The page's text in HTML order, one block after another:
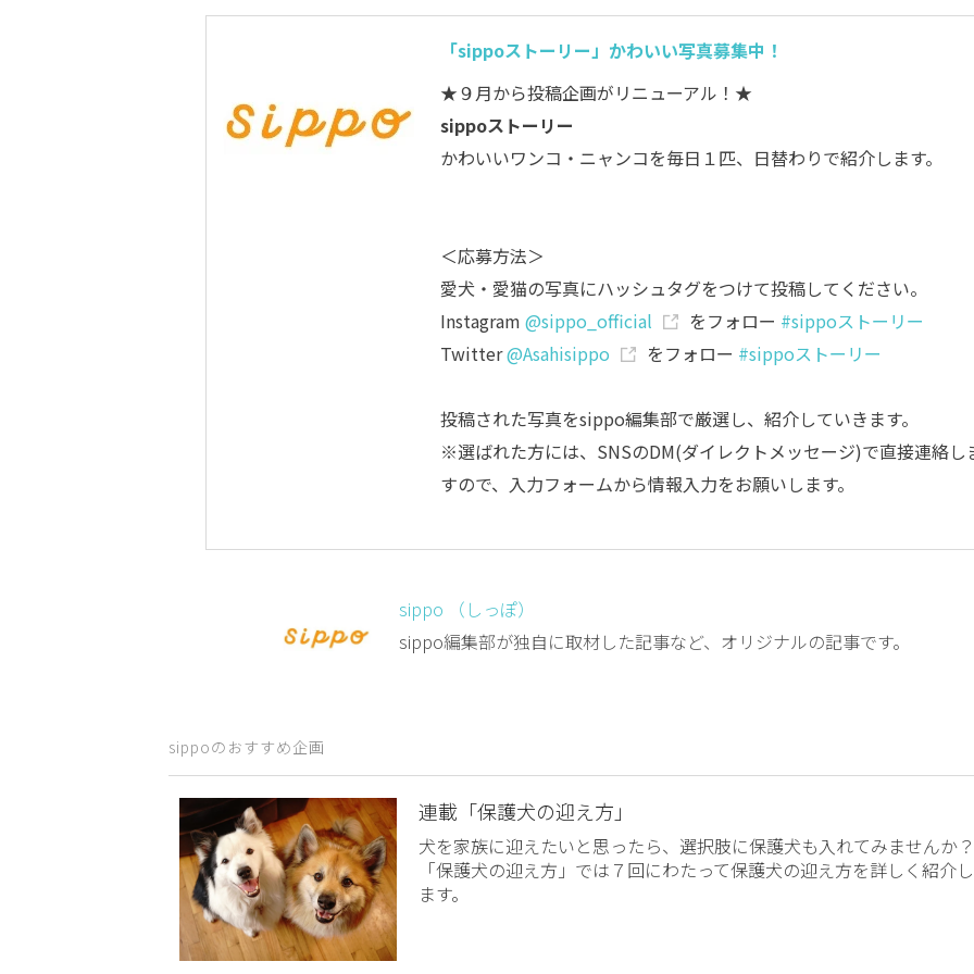
「sippoストーリー」かわいい写真募集中！
★９月から投稿企画がリニューアル！★
sippoストーリー
かわいいワンコ・ニャンコを毎日１匹、日替わりで紹介します。
＜応募方法＞
愛犬・愛猫の写真にハッシュタグをつけて投稿してください。
Instagram @sippo_official をフォロー #sippoストーリー
Twitter@Asahisippo をフォロー #sippoストーリー
投稿された写真をsippo編集部で厳選し、紹介していきます。
※選ばれた方には、SNSのDM(ダイレクトメッセージ)で直接連絡し
すので、入力フォームから情報入力をお願いします。
sippo （しっぽ）
sippo編集部が独自に取材した記事など、オリジナルの記事です。
sippoのおすすめ企画
連載「保護犬の迎え方」
犬を家族に迎えたいと思ったら、選択肢に保護犬も入れてみませんか
「保護犬の迎え方」では７回にわたって保護犬の迎え方を詳しく紹介
ます。